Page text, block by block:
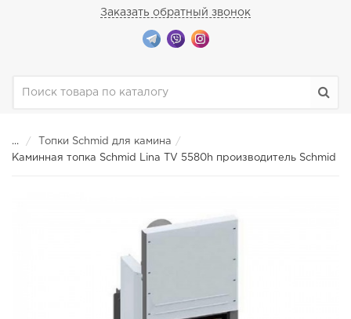
Заказать обратный звонок
...
Топки Schmid для камина
Каминная топка Schmid Lina TV 5580h производитель Schmid